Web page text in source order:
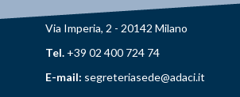
Via Imperia, 2 - 20142 Milano
Tel. +39 02 400 724 74
E-mail: segreteriasede@adaci.it